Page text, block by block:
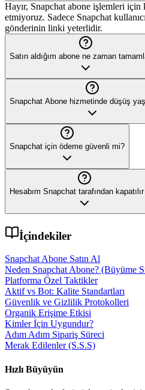
Hayır, Snapchat abone işlemleri
etmiyoruz. Sadece Snapchat
gönderinin linki yeterlidir.
Satın aldığım abone ne zaman
Snapchat Abone hizmetinde düşüş
Snapchat için ödeme güvenli mi?
Hesabım Snapchat tarafından kapatılır
İçindekiler
Snapchat Abone Satın Al
Neden Snapchat Abone? (Büyüme
Platforma Özel Taktikler
Aktif vs Bot: Kalite Standartları
Güvenlik ve Gizlilik Protokolleri
Organik Erişime Etkisi
Kimler İçin Uygundur?
Adım Adım Sipariş Süreci
Merak Edilenler (S.S.S)
Hızlı Büyüyün